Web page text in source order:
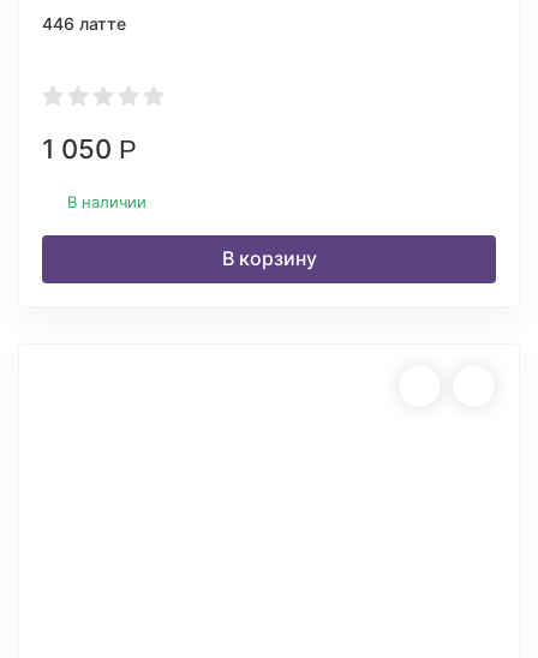
446 латте
1 050 Р
В наличии
В корзину